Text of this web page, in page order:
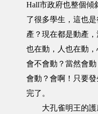
Hall市政府也整個傾
了很多學生，這也
產？現在都是動產
也在動，人也在動
會不會動？當然會
會動？會啊！只要
完了。
大孔雀明王的護